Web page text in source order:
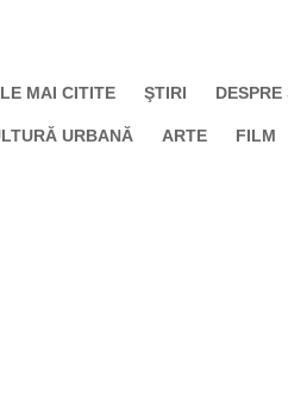
MAI CITITE ŞTIRI DESPRE
URBANĂ ARTE FILM